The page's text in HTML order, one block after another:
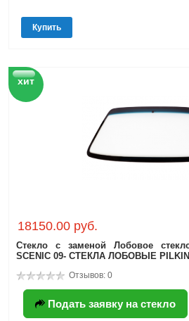
Купить
хит
18150.00 руб.
Стекло с заменой Лобовое
SCENIC 09- СТЕКЛА ЛОБОВЫЕ
Отзывов: 0
Подать заявку на стекло